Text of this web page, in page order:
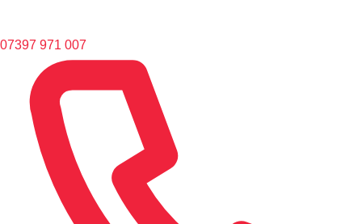
07397 971 007